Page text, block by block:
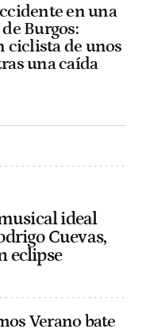
en una
Burgos:
ciclista de unos
una caída
ideal
Cuevas,
eclipse
Verano bate